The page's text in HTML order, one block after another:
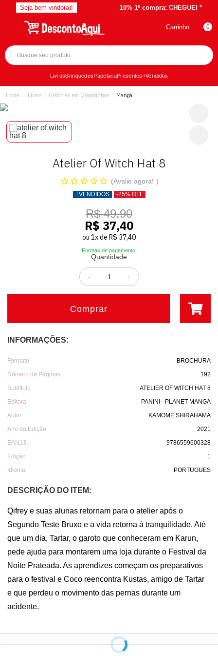
Seja bem-vindo(a)! 10% 1º compra: CHEGUEI *
Carrinho 0
LivrosBrinquedosPapelariaPresentes+Vendidos
Livros Histórias em Quadrinhos Mangá
Atelier Of Witch Hat 8
Avalie agora!
+VENDIDOS -25% OFF
R$ 49,90
R$ 37,40
ou 1xde R$ 37,40
Formas de pagamento:
Quantidade
+
-
Comprar
INFORMAÇÕES:
Formato
BROCHURA
Número de Páginas
192
Subtítulo
ATELIER OF WITCH HAT 8
Editora
PANINI - PLANET MANGA
Autor
KAMOME SHIRAHAMA
Ano da Edição
2021
EAN13
9786559600328
Edição
1
Idioma
PORTUGUES
DESCRIÇÃO DO ITEM:
Qifrey e suas alunas retornam para o atelier após o
Segundo Teste Bruxo e a vida retorna à tranquilidade. Até
que um dia, Tartar, o garoto que conheceram em Karun,
pede ajuda para montarem uma loja durante o Festival da
Noite Prateada. As aprendizes começam os preparativos
para o festival e Coco reencontra Kustas, amigo de Tartar
e que perdeu o movimento das pernas durante um
acidente.